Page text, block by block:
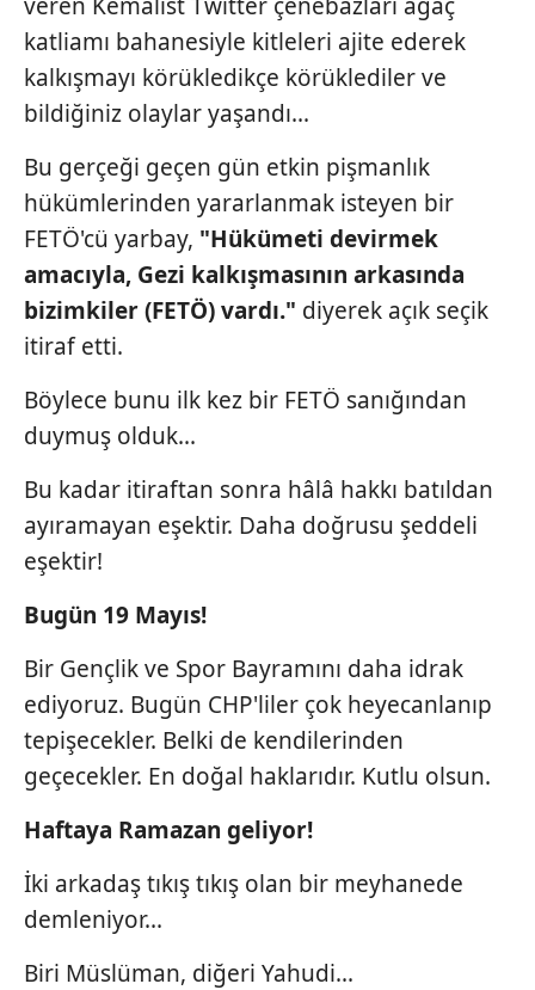
vasıtasıyla belirleyebilirsiniz. Çerezlere ilişkin detaylı bilgi
için Ayarlar butonuna tıklayabilir, Çerez Bilgilendirme
Metnimiziziyaret edebilirsiniz.
6698 sayılı Kişisel Verilerin Korunması Kanunu uyarınca
hazırlanmış Aydınlatma Metnimizi okumak ve sitemizde
ilgili mevzuata uygun olarak kullanılan çerezlerle ilgili bilgi
almak için lütfentıklayınız.
katliamı bahanesiyle kitleleri ajite ederek
kalkışmayı körükledikçe körüklediler ve
bildiğiniz olaylar yaşandı...
Bu gerçeği geçen gün etkin pişmanlık
hükümlerinden yararlanmak isteyen bir
FETÖ'cü yarbay, "Hükümeti devirmek
amacıyla, Gezi kalkışmasının arkasında
bizimkiler (FETÖ) vardı." diyerek açık seçik
itiraf etti.
Böylece bunu ilk kez bir FETÖ sanığından
duymuş olduk...
Bu kadar itiraftan sonra hâlâ hakkı batıldan
ayıramayan eşektir. Daha doğrusu şeddeli
eşektir!
Bugün 19 Mayıs!
Bir Gençlik ve Spor Bayramını daha idrak
ediyoruz. Bugün CHP'liler çok heyecanlanıp
tepişecekler. Belki de kendilerinden
geçecekler. En doğal haklarıdır. Kutlu olsun.
Haftaya Ramazan geliyor!
İki arkadaş tıkış tıkış olan bir meyhanede
demleniyor...
Biri Müslüman, diğeri Yahudi...